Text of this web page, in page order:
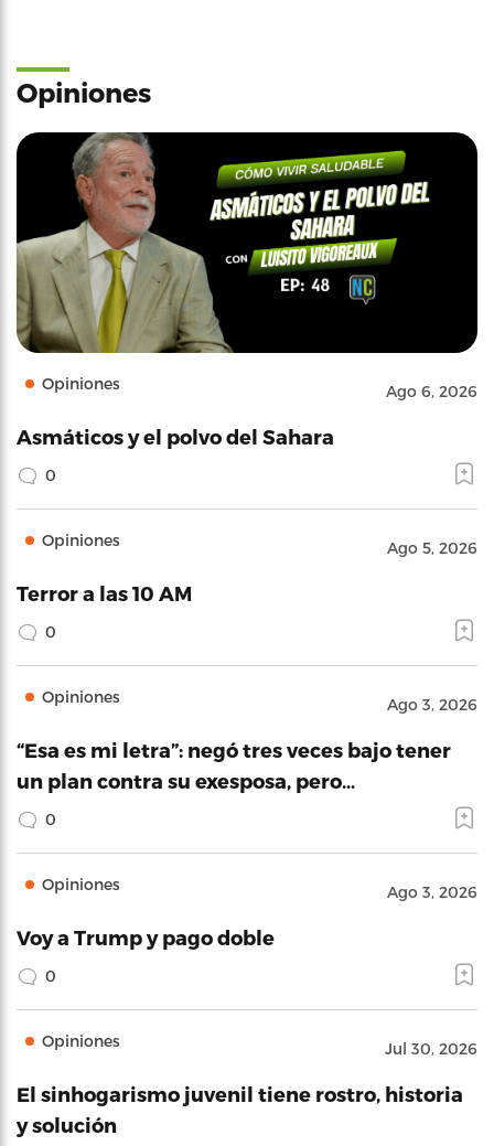
Opiniones
Opiniones Ago 6, 2026
Asmáticos y el polvo del Sahara
0
Opiniones Ago 5, 2026
Terror a las 10 AM
0
Opiniones Ago 3, 2026
“Esa es mi letra”: negó tres veces bajo tener
un plan contra su exesposa, pero…
0
Opiniones Ago 3, 2026
Voy a Trump y pago doble
0
Opiniones Jul 30, 2026
El sinhogarismo juvenil tiene rostro, historia
y solución